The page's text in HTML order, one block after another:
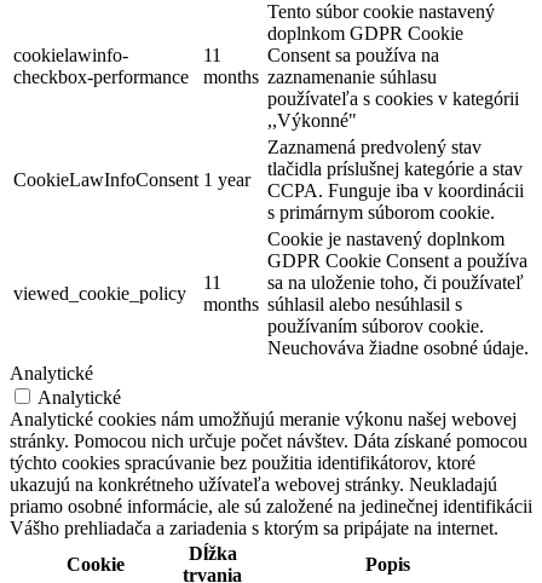
cookielawinfo-
checkbox-performance
11
months
Tento súbor cookie nastavený
doplnkom GDPR Cookie
Consent sa používa na
zaznamenanie súhlasu
používateľa s cookies v kategórii
,,Výkonné"
CookieLawInfoConsent 1 year
Zaznamená predvolený stav
tlačidla príslušnej kategórie a stav
CCPA. Funguje iba v koordinácii
s primárnym súborom cookie.
viewed_cookie_policy
11
months
Cookie je nastavený doplnkom
GDPR Cookie Consent a používa
sa na uloženie toho, či používateľ
súhlasil alebo nesúhlasil s
používaním súborov cookie.
Neuchováva žiadne osobné údaje.
Analytické
Analytické
Analytické cookies nám umožňujú meranie výkonu našej webovej
stránky. Pomocou nich určuje počet návštev. Dáta získané pomocou
týchto cookies spracúvanie bez použitia identifikátorov, ktoré
ukazujú na konkrétneho užívateľa webovej stránky. Neukladajú
priamo osobné informácie, ale sú založené na jedinečnej identifikácii
Vášho prehliadača a zariadenia s ktorým sa pripájate na internet.
Cookie
Dĺžka
trvania
Popis